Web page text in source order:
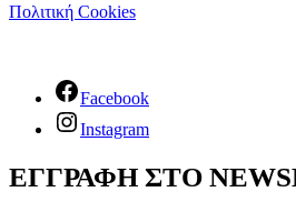
Πολιτική Cookies
Facebook
Instagram
ΕΓΓΡΑΦΗ ΣΤΟ